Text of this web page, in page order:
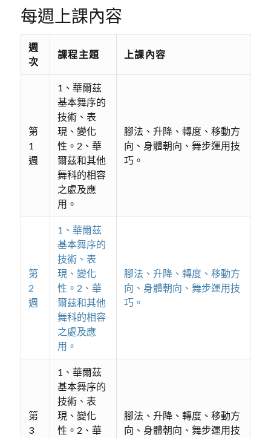
每週上課內容
週
次
課程主題 上課內容
第
1
週
1、華爾茲
基本舞序的
技術、表
現、變化
性。2、華
爾茲和其他
舞科的相容
之處及應
用。
腳法、升降、轉度、移動方
向、身體朝向、舞步運用技
巧。
第
2
週
1、華爾茲
基本舞序的
技術、表
現、變化
性。2、華
爾茲和其他
舞科的相容
之處及應
用。
腳法、升降、轉度、移動方
向、身體朝向、舞步運用技
巧。
第
3
1、華爾茲
基本舞序的
技術、表
現、變化
性。2、華
腳法、升降、轉度、移動方
向、身體朝向、舞步運用技